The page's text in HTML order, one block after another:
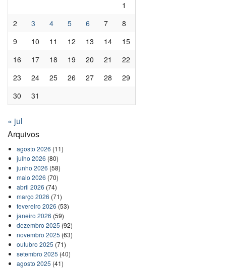
1
2
3 4 5 6 7
8
9
10 11 12 13 14
15
16
17 18 19 20 21
22
23
24 25 26 27 28
29
30
31
« jul
Arquivos
agosto 2026 (11)
julho 2026 (80)
junho 2026 (58)
maio 2026 (70)
abril 2026 (74)
março 2026 (71)
fevereiro 2026 (53)
janeiro 2026 (59)
dezembro 2025 (92)
novembro 2025 (63)
outubro 2025 (71)
setembro 2025 (40)
agosto 2025 (41)